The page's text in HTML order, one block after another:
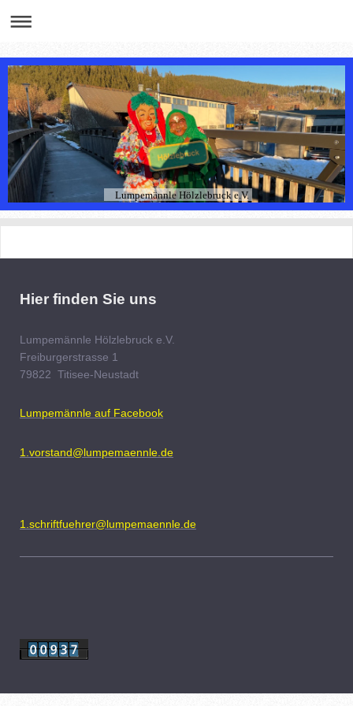
Lumpemännle Hölzlebruck e.V.
Hier finden Sie uns
Lumpemännle Hölzlebruck e.V.
Freiburgerstrasse 1
79822 Titisee-Neustadt
Lumpemännle auf Facebook
1.vorstand@lumpemaennle.de
1.schriftfuehrer@lumpemaennle.de